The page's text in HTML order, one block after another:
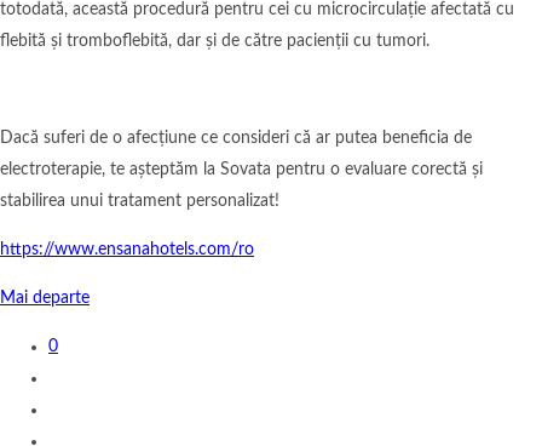
totodată, această procedură pentru cei cu microcirculație afectată cu
flebită și tromboflebită, dar și de către pacienții cu tumori.
Dacă suferi de o afecțiune ce consideri că ar putea beneficia de
electroterapie, te așteptăm la Sovata pentru o evaluare corectă și
stabilirea unui tratament personalizat!
https://www.ensanahotels.com/ro
Mai departe
0